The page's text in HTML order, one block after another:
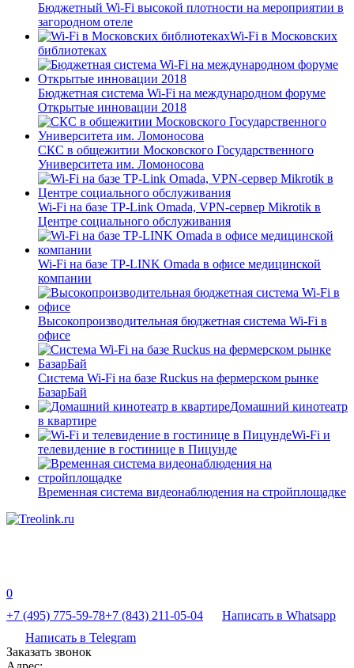
Бюджетный Wi-Fi высокой плотности на мероприятии в
загородном отеле
Wi-Fi в Московских
библиотеках
Бюджетная система Wi-Fi на международном форуме
Открытые инновации 2018
СКС в общежитии Московского Государственного
Университета им. Ломоносова
Wi-Fi на базе TP-Link Omada, VPN-сервер Mikrotik в
Центре социального обслуживания
Wi-Fi на базе TP-LINK Omada в офисе медицинской
компании
Высокопроизводительная бюджетная система Wi-Fi в
офисе
Система Wi-Fi на базе Ruckus на фермерском рынке
БазарБай
Домашний кинотеатр
в квартире
Wi-Fi и
телевидение в гостинице в Пицунде
Временная система видеонаблюдения на стройплощадке
0
+7 (495) 775-59-78+7 (843) 211-05-04
Написать в Whatsapp
Написать в Telegram
Заказать звонок